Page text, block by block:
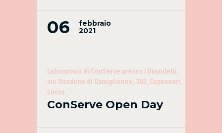
06
febbraio
2021
Laboratorio di ConServe presso I Diavoletti,
via Stradone di Camiglianno, 302, Capannori,
Lucca
ConServe Open Day